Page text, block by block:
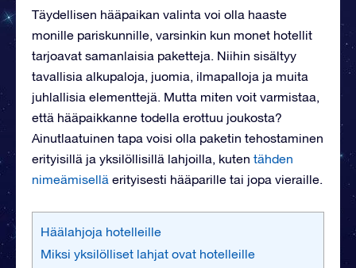
Täydellisen hääpaikan valinta voi olla haaste
monille pariskunnille, varsinkin kun monet hotellit
tarjoavat samanlaisia paketteja. Niihin sisältyy
tavallisia alkupaloja, juomia, ilmapalloja ja muita
juhlallisia elementtejä. Mutta miten voit varmistaa,
että hääpaikkanne todella erottuu joukosta?
Ainutlaatuinen tapa voisi olla paketin tehostaminen
erityisillä ja yksilöllisillä lahjoilla, kuten tähden
nimeämisellä erityisesti hääparille tai jopa vieraille.
Häälahjoja hotelleille
Miksi yksilölliset lahjat ovat hotelleille